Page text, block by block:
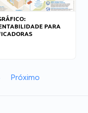
PARA
Próximo